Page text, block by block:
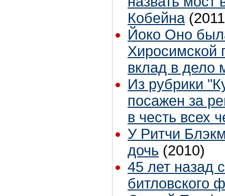
Кобейна
Йоко Оно
Хиросимской
вклад в дело
Из рубрики
посажен за
в честь всех
У Ритчи
дочь (2010)
45 лет назад
битловского